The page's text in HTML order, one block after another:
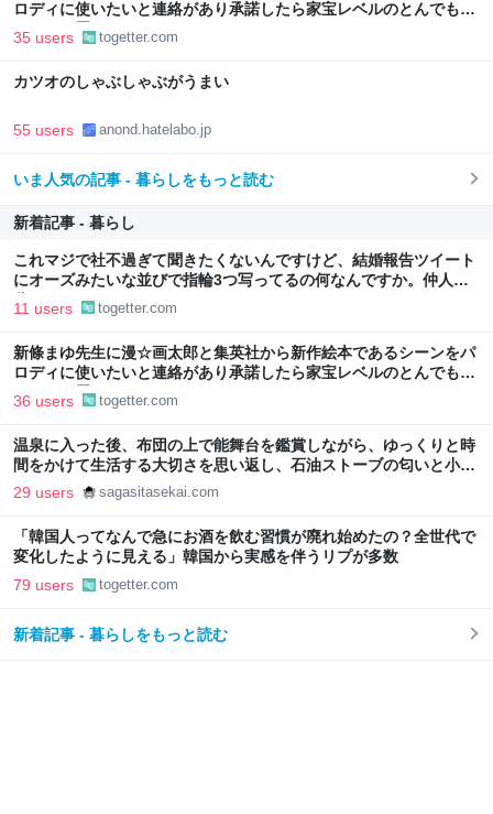
ロディに使いたいと連絡があり承諾したら家宝レベルのとんでもな
いものが届いた
35 users togetter.com
カツオのしゃぶしゃぶがうまい
55 users anond.hatelabo.jp
いま人気の記事 - 暮らしをもっと読む
新着記事 - 暮らし
これマジで社不過ぎて聞きたくないんですけど、結婚報告ツイート
にオーズみたいな並びで指輪3つ写ってるの何なんですか。仲人の
分？
11 users togetter.com
新條まゆ先生に漫☆画太郎と集英社から新作絵本であるシーンをパ
ロディに使いたいと連絡があり承諾したら家宝レベルのとんでもな
いものが届いた
36 users togetter.com
温泉に入った後、布団の上で能舞台を鑑賞しながら、ゆっくりと時
間をかけて生活する大切さを思い返し、石油ストーブの匂いと小学
生時代の懐かしい一場面を思い出したこと - 失われた世界を探して
29 users sagasitasekai.com
「韓国人ってなんで急にお酒を飲む習慣が廃れ始めたの？全世代で
変化したように見える」韓国から実感を伴うリプが多数
79 users togetter.com
新着記事 - 暮らしをもっと読む